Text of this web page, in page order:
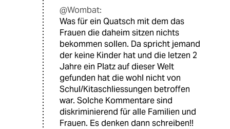
@Wombat:
Was für ein Quatsch mit dem das
Frauen die daheim sitzen nichts
bekommen sollen. Da spricht jemand
der keine Kinder hat und die letzen 2
Jahre ein Platz auf dieser Welt
gefunden hat die wohl nicht von
Schul/Kitaschliessungen betroffen
war. Solche Kommentare sind
diskriminierend für alle Familien und
Frauen. Es denken dann schreiben!!